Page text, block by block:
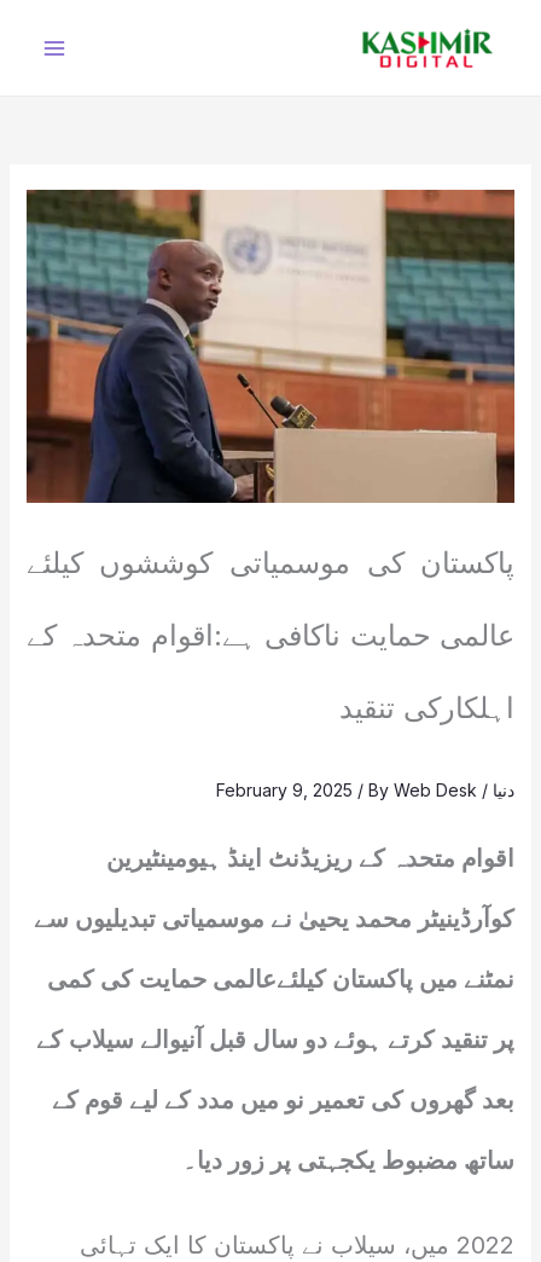
پاکستان کی موسمیاتی کوششوں کیلئے
عالمی حمایت ناکافی ہے:اقوام متحدہ کے
اہلکارکی تنقید
دنیا /
February 9, 2025 / ByWeb Desk
اقوام متحدہ کے ریزیڈنٹ اینڈ ہیومینٹیرین
کوآرڈینیٹر محمد یحییٰ نے موسمیاتی تبدیلیوں سے
نمٹنے میں پاکستان کیلئےعالمی حمایت کی کمی
پر تنقید کرتے ہوئے دو سال قبل آنیوالے سیلاب کے
بعد گھروں کی تعمیر نو میں مدد کے لیے قوم کے
ساتھ مضبوط یکجہتی پر زور دیا۔
2022 میں، سیلاب نے پاکستان کا ایک تہائی